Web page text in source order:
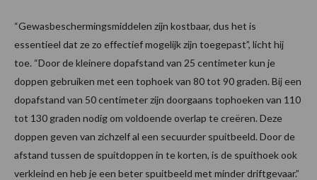
“Gewasbeschermingsmiddelen zijn kostbaar, dus het is
essentieel dat ze zo effectief mogelijk zijn toegepast”, licht hij
toe. “Door de kleinere dopafstand van 25 centimeter kun je
doppen gebruiken met een tophoek van 80 tot 90 graden. Bij een
dopafstand van 50 centimeter zijn doorgaans tophoeken van 110
tot 130 graden nodig om voldoende overlap te creëren. Deze
doppen geven van zichzelf al een secuurder spuitbeeld. Door de
afstand tussen de spuitdoppen in te korten, is de spuithoek ook
verkleind en heb je een beter spuitbeeld met minder driftgevaar.”